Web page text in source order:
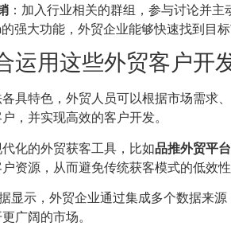
：加入行业相关的群组，参与讨论并
强大功能，外贸企业能够快速找到目
运用这些外贸客户开
具特色，外贸人员可以根据市场需求
，并实现高效的客户开发。
化的外贸获客工具，比如品推外贸平台
资源，从而避免传统获客模式的低效性
显示，外贸企业通过集成多个数据来
广阔的市场。